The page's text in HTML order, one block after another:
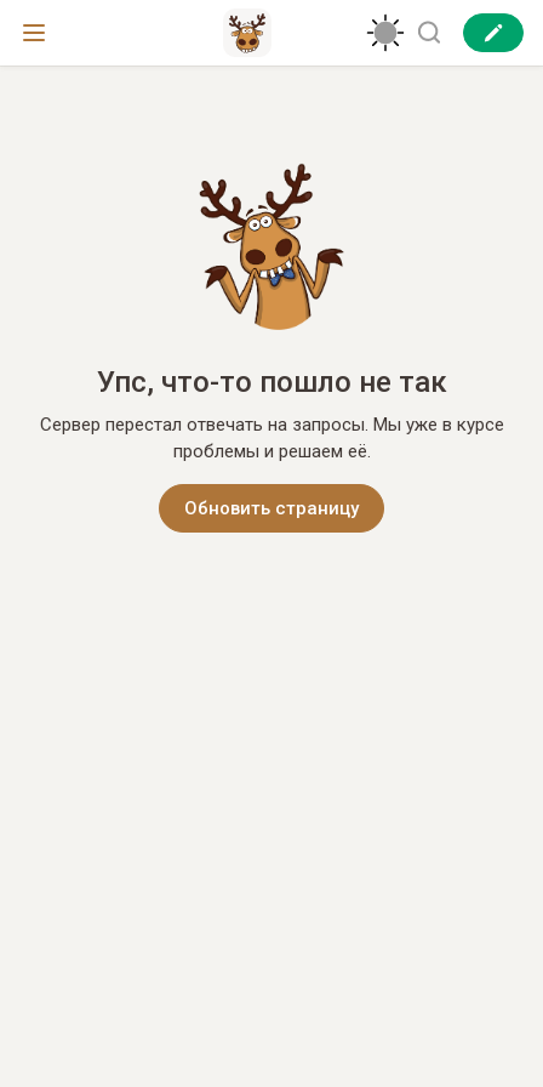
Упс, что-то пошло не так
Сервер перестал отвечать на запросы. Мы уже в курсе
проблемы и решаем её.
Обновить страницу